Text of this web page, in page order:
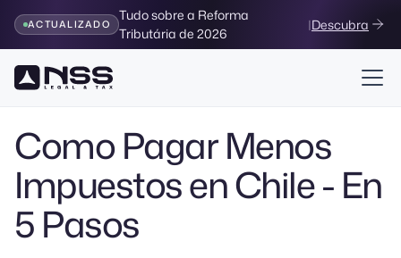
ACTUALIZADO
Tudo sobre a Reforma
Tributária de 2026
|Descubra
Volver al Blog
Como Pagar Menos
Impuestos en Chile - En
5 Pasos